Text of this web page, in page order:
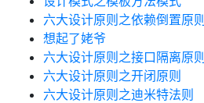
六大设计原则之依赖倒置原则
想起了姥爷
六大设计原则之接口隔离原则
六大设计原则之开闭原则
六大设计原则之迪米特法则